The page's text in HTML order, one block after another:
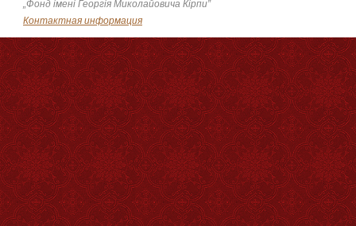
„Фонд імені Георгія Миколайовича Кірпи”
Контактная информация